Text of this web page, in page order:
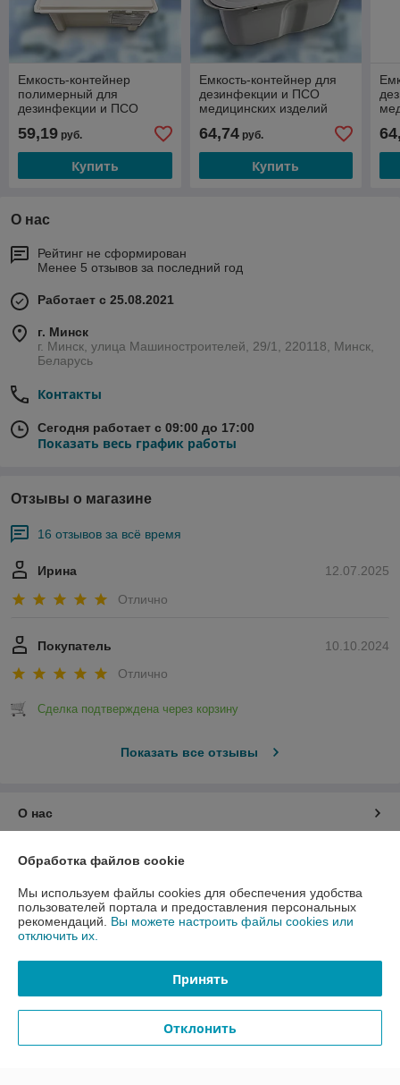
Емкость-контейнер
полимерный для
дезинфекции и ПСО
ЕДПО-3-02-2 с карманом
(белый), 3 л
59,19 руб.
Купить
Емкость-контейнер для
дезинфекции и ПСО
медицинских изделий
64,74руб.
Купить
О нас
Рейтинг не сформирован
Менее 5 отзывов за последний год
Работает с 25.08.2021
г. Минск
г. Минск, улица Машиностроителей, 29/1, 220118, Минск,
Беларусь
Контакты
Сегодня работает с 09:00 до 17:00
Показать весь график работы
Отзывы о магазине
16 отзывов за всё время
12.07.2025
Ирина
Отлично
10.10.2024
Покупатель
Отлично
Сделка подтверждена через корзину
Показать все отзывы
О нас
Контакты
Доставка и оплата
График работы
Политика обработки cookies
Обработка файлов cookie
Мы используем файлы cookies для обеспечения удобства
пользователей портала и предоставления персональных
рекомендаций. Вы можете настроить файлы cookies или
отключить их.
Принять
Отклонить